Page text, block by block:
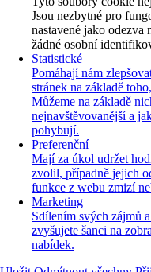
Jsou nezbytné pro
nastavené jako odezva
žádné osobní
Statistické
Pomáhají nám
stránek na základě
Můžeme na základě
nejnavštěvovanější a
pohybují.
Preferenční
Mají za úkol udržet
zvolil, případně jejich
funkce z webu zmizí
Marketing
Sdílením svých zájmů
zvyšujete šanci na
nabídek.